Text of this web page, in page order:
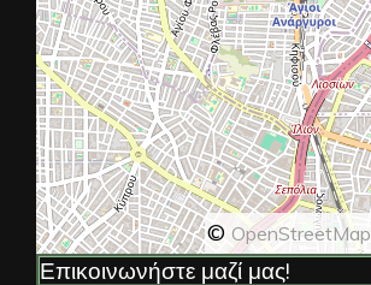
© OpenStreetMap
Επικοινωνήστε μαζί μας!